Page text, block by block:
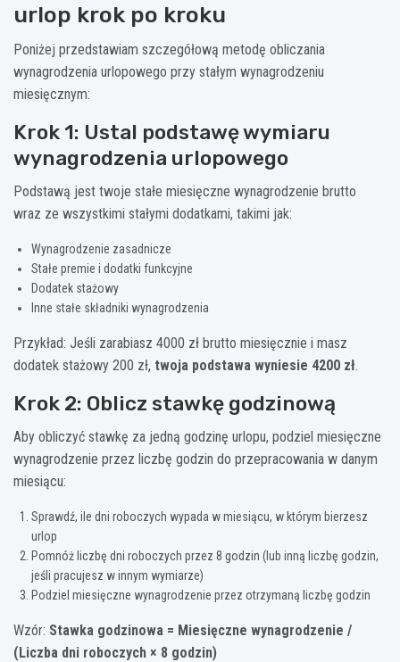
urlop krok po kroku
Poniżej przedstawiam szczegółową metodę obliczania
wynagrodzenia urlopowego przy stałym wynagrodzeniu
miesięcznym:
Krok 1: Ustal podstawę wymiaru
wynagrodzenia urlopowego
Podstawą jest twoje stałe miesięczne wynagrodzenie brutto
wraz ze wszystkimi stałymi dodatkami, takimi jak:
Wynagrodzenie zasadnicze
Stałe premie i dodatki funkcyjne
Dodatek stażowy
Inne stałe składniki wynagrodzenia
Przykład: Jeśli zarabiasz 4000 zł brutto miesięcznie i masz
dodatek stażowy 200 zł, twoja podstawa wyniesie 4200 zł.
Krok 2: Oblicz stawkę godzinową
Aby obliczyć stawkę za jedną godzinę urlopu, podziel miesięczne
wynagrodzenie przez liczbę godzin do przepracowania w danym
miesiącu:
Sprawdź, ile dni roboczych wypada w miesiącu, w którym bierzesz
urlop
Pomnóż liczbę dni roboczych przez 8 godzin (lub inną liczbę godzin,
jeśli pracujesz w innym wymiarze)
Podziel miesięczne wynagrodzenie przez otrzymaną liczbę godzin
Wzór: Stawka godzinowa = Miesięczne wynagrodzenie /
(Liczba dni roboczych × 8 godzin)